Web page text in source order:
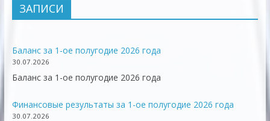
ЗАПИСИ
Баланс за 1-ое полугодие 2026 года
30.07.2026
Баланс за 1-ое полугодие 2026 года
Финансовые результаты за 1-ое полугодие 2026 года
30.07.2026